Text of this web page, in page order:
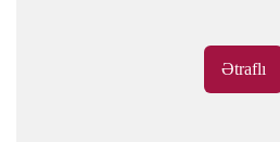
Ətraflı